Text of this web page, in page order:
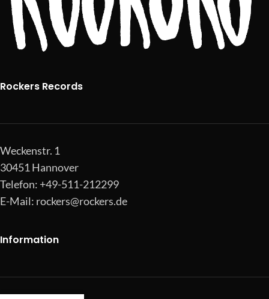
Rockers Records
Weckenstr. 1
30451 Hannover
Telefon: +49-511-212299
E-Mail: rockers@rockers.de
Information